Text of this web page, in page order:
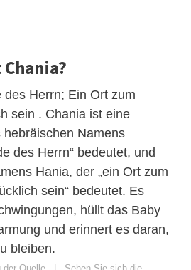
des Herrn; Ein Ort zum
sein . Chania ist eine
Namens
des Herrn“ bedeutet, und
Hania, der „ein Ort zum
sein“ bedeutet. Es
hüllt das Baby
und erinnert es daran,
bleiben.